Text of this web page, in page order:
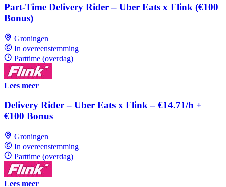
Part-Time Delivery Rider – Uber Eats x Flink (€100
Bonus)
Groningen
In overeenstemming
Parttime (overdag)
Lees meer
Delivery Rider – Uber Eats x Flink – €14.71/h +
€100 Bonus
Groningen
In overeenstemming
Parttime (overdag)
Lees meer